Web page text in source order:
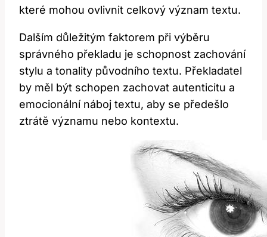
‌které mohou ovlivnit celkový význam textu.
Dalším důležitým faktorem při výběru⁢
správného překladu je schopnost zachování
stylu a tonality původního textu.‌ Překladatel
by měl být schopen zachovat autenticitu a
emocionální náboj textu, aby se předešlo
ztrátě významu nebo kontextu.